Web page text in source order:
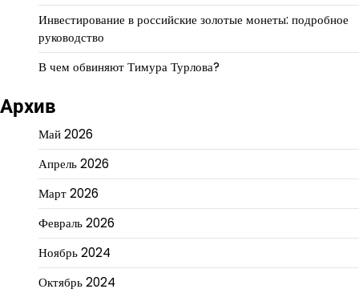
Инвестирование в российские золотые монеты: подробное
руководство
В чем обвиняют Тимура Турлова?
Архив
Май 2026
Апрель 2026
Март 2026
Февраль 2026
Ноябрь 2024
Октябрь 2024